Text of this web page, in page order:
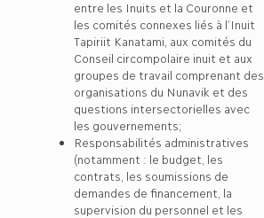
entre les Inuits et la Couronne et
les comités connexes liés à l’Inuit
Tapiriit Kanatami, aux comités du
Conseil circompolaire inuit et aux
groupes de travail comprenant des
organisations du Nunavik et des
questions intersectorielles avec
les gouvernements;
Responsabilités administratives
(notamment : le budget, les
contrats, les soumissions de
demandes de financement, la
supervision du personnel et les